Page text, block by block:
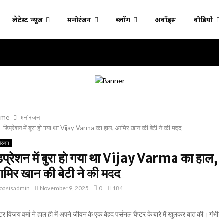
लेटेस्ट न्यूज मनोरंजन ब्लॉग अवॉर्ड्स वीडियो
मनोरंजन
डिप्रेशन में बुरा हो गया था Vijay Varma का हाल, आमिर खान की बेटी ने की मदद
में बुरा हो गया था Vijay Varma का हाल,
खान की बेटी ने की मदद
oasisadmin November 9, 2025 0 184
विजय वर्मा ने हाल ही में अपने जीवन के एक बेहद पर्सनल चैप्टर के बारे में खुलकर बात की।